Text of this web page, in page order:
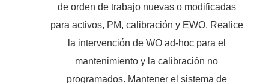
de orden de trabajo nuevas o modificadas
para activos, PM, calibración y EWO. Realice
la intervención de WO ad-hoc para el
mantenimiento y la calibración no
programados. Mantener el sistema de